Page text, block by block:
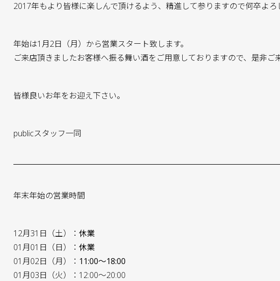
2017年もより皆様に楽しんで頂けるよう、精進して参りますので何卒よろ
年始は1月2日（月）から営業スタート致します。
ご来店頂きましたお客様へ振る舞い酒をご用意しておりますので、是非ご
皆様良いお年をお迎え下さい。
publicスタッフ一同
年末年始の営業時間
12月31日（土）： 休業
01月01日（日）： 休業
01月02日（月）： 11:00〜18:00
01月03日（火）：12:00〜20:00